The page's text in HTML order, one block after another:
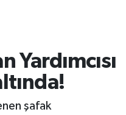
Yardımcısı
şafak
Fikstür